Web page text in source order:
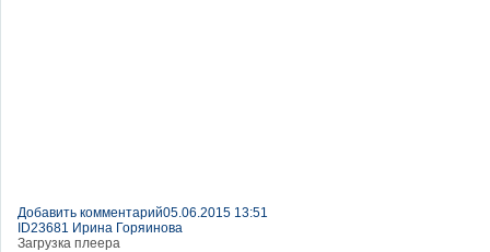
Добавить комментарий05.06.2015 13:51
ID23681 Ирина Горяинова
Загрузка плеера